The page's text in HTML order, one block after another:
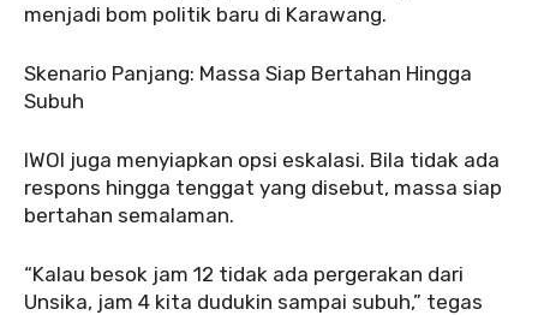
menjadi bom politik baru di Karawang.
‎‎Skenario Panjang: Massa Siap Bertahan Hingga
Subuh
‎‎IWOI juga menyiapkan opsi eskalasi. Bila tidak ada
respons hingga tenggat yang disebut, massa siap
bertahan semalaman.
‎“Kalau besok jam 12 tidak ada pergerakan dari
Unsika, jam 4 kita dudukin sampai subuh,” tegas